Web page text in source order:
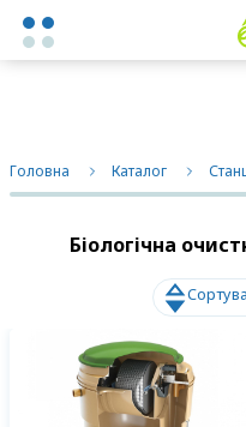
Експертні
Фільтри
Фільтри
Змінні
Головна Каталог
Біологічна